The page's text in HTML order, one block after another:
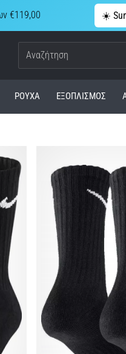
€119,00 ☀️
ΡΟΎΧΑ ΕΞΟΠΛΙΣΜΌΣ